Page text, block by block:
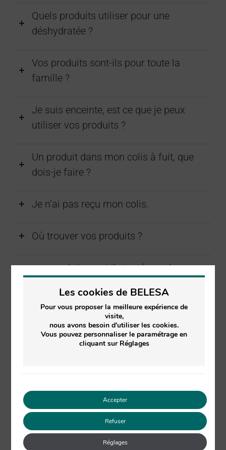
Quels produits utiliser pour une
déshydratée ?
Vos produits sont-ils pour toute la
famille ?
Je suis enceinte, est ce que je peux
utiliser vos produits ?
Un produit dans mon colis à fuit, que
dois-je faire ?
Je n’ai pas reçu mon colis.
Où trouver vos produits ?
vos produits sont-ils testés sur les
Vos produits sont-ils végan ?
Les cookies de BELESA
Pour vous proposer la meilleure expérience de
visite,
nous avons besoin d'utiliser les cookies.
Vous pouvez personnaliser le paramétrage en
cliquant sur Réglages
Accepter
Refuser
Réglages